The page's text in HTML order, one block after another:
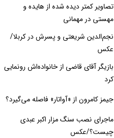
تصاویر کمتر دیده شده از هایده و
مهستی در مهمانی
نجم‌الدین شریعتی و پسرش در کربلا/
عکس
بازیگر آقای قاضی از خانواده‌اش رونمایی
کرد
جیمز کامرون از «آواتار» فاصله می‌گیرد؟
ماجرای نصب سنگ مزار اکبر عبدی
چیست؟/عکس